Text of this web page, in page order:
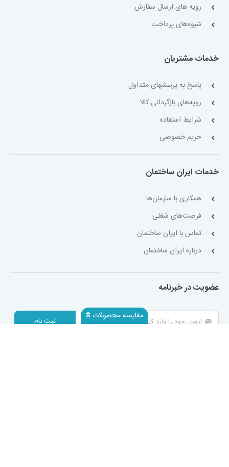
رویه های ارسال سفارش
شیوه‌های پرداخت
خدمات مشتریان
پاسخ به پرسشهای متداول
رویه‌های بازگردانی کالا
شرایط استفاده
حریم خصوصی
خدمات ایران ساختمان
همکاری با سازمان‌ها
فرصت‌های شغلی
تماس با ایران ساختمان
درباره ایران ساختمان
عضویت در خبرنامه
ثبت نام مقایسه محصولات